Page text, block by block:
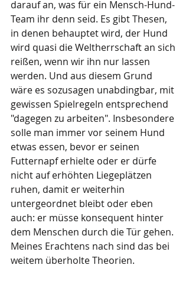
darauf an, was für ein Mensch-Hund-
Team ihr denn seid. Es gibt Thesen,
in denen behauptet wird, der Hund
wird quasi die Weltherrschaft an sich
reißen, wenn wir ihn nur lassen
werden. Und aus diesem Grund
wäre es sozusagen unabdingbar, mit
gewissen Spielregeln entsprechend
"dagegen zu arbeiten". Insbesondere
solle man immer vor seinem Hund
etwas essen, bevor er seinen
Futternapf erhielte oder er dürfe
nicht auf erhöhten Liegeplätzen
ruhen, damit er weiterhin
untergeordnet bleibt oder eben
auch: er müsse konsequent hinter
dem Menschen durch die Tür gehen.
Meines Erachtens nach sind das bei
weitem überholte Theorien.